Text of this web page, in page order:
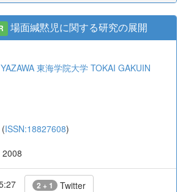
場面緘黙児に関する研究の展開
東海学院大学 TOKAI GAKUIN
(ISSN:18827608)
2 + 1 Twitter